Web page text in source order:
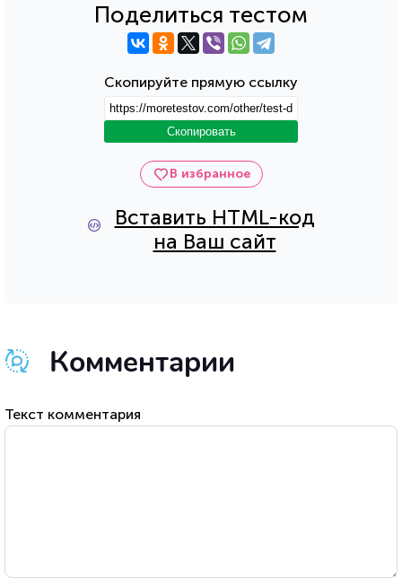
В избранное
Вставить HTML-код
на Ваш сайт
Поделиться тестом
Скопируйте прямую ссылку
Скопировать
Комментарии
Текст комментария